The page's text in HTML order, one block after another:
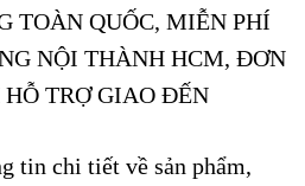
TOÀN QUỐC, MIỄN PHÍ
NỘI THÀNH HCM, ĐƠN
TRỢ GIAO ĐẾN
tin chi tiết về sản phẩm,